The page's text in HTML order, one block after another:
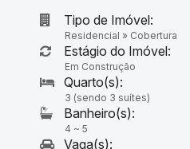
Tipo de Imóvel:
Residencial » Cobertura
Estágio do Imóvel:
Em Construção
3 (sendo 3 suítes)
4 ~ 5